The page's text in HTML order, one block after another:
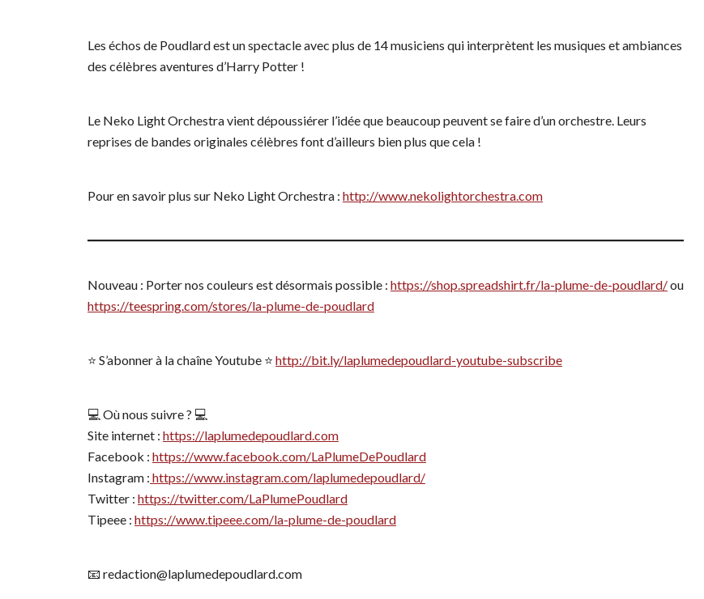
Les échos de Poudlard est un spectacle avec plus de 14 musiciens qui interprètent les musiques et ambiances
des célèbres aventures d’Harry Potter !
Le Neko Light Orchestra vient dépoussiérer l’idée que beaucoup peuvent se faire d’un orchestre. Leurs
reprises de bandes originales célèbres font d’ailleurs bien plus que cela !
Pour en savoir plus sur Neko Light Orchestra : http://www.nekolightorchestra.com
Nouveau : Porter nos couleurs est désormais possible : https://shop.spreadshirt.fr/la-plume-de-poudlard/ou
https://teespring.com/stores/la-plume-de-poudlard
⭐️ S’abonner à la chaîne Youtube ⭐️ http://bit.ly/laplumedepoudlard-youtube-subscribe
💻 Où nous suivre ? 💻
Site internet : https://laplumedepoudlard.com
Facebook : https://www.facebook.com/LaPlumeDePoudlard
Instagram : https://www.instagram.com/laplumedepoudlard/
Twitter : https://twitter.com/LaPlumePoudlard
Tipeee : https://www.tipeee.com/la-plume-de-poudlard
📧 redaction@laplumedepoudlard.com